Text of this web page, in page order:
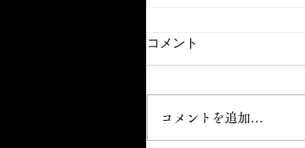
コメント
コメントを追加…